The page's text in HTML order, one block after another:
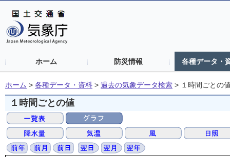
ホーム 防災情報 各種データ・
ホーム > 各種データ・資料 > 過去の気象データ検索 > １時間ごとの
１時間ごとの値